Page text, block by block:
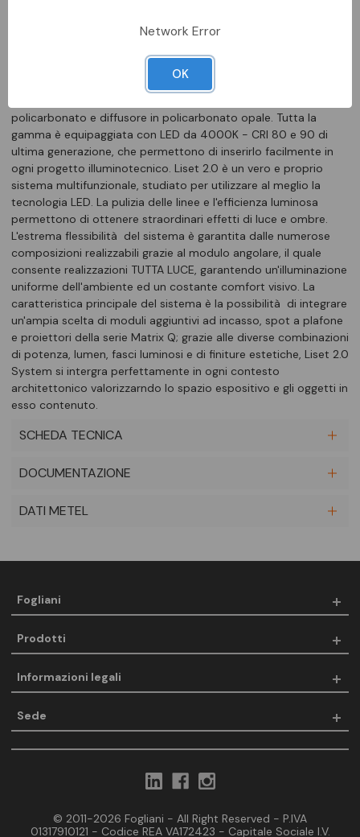
retail, in contesti artistici e culturali o nelle zone di accoglienza
ridotte, Liset 2.0 è facilmente installabile ad incasso, plafone,
policarbonato e diffusore in policarbonato opale. Tutta la
gamma è equipaggiata con LED da 4000K - CRI 80 e 90 di
ultima generazione, che permettono di inserirlo facilmente in
ogni progetto illuminotecnico. Liset 2.0 è un vero e proprio
sistema multifunzionale, studiato per utilizzare al meglio la
tecnologia LED. La pulizia delle linee e l'efficienza luminosa
permettono di ottenere straordinari effetti di luce e ombre.
L'estrema flessibilità del sistema è garantita dalle numerose
composizioni realizzabili grazie al modulo angolare, il quale
consente realizzazioni TUTTA LUCE, garantendo un'illuminazione
uniforme dell'ambiente ed un costante comfort visivo. La
caratteristica principale del sistema è la possibilità di integrare
un'ampia scelta di moduli aggiuntivi ad incasso, spot a plafone
e proiettori della serie Matrix Q; grazie alle diverse combinazioni
di potenza, lumen, fasci luminosi e di finiture estetiche, Liset 2.0
System si intergra perfettamente in ogni contesto
architettonico valorizzarndo lo spazio espositivo e gli oggetti in
esso contenuto.
SCHEDA TECNICA
DOCUMENTAZIONE
DATI METEL
Fogliani
Prodotti
Informazioni legali
Sede
© 2011-2026 Fogliani - All Right Reserved - P.IVA
01317910121 - Codice REA VA172423 - Capitale Sociale I.V.
Network Error
OK